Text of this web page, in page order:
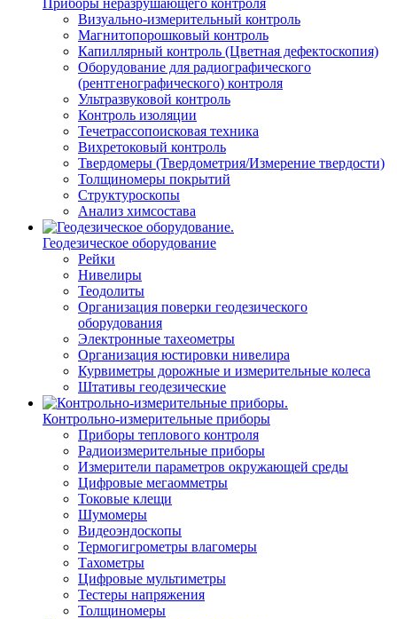
Приборы неразрушающего контроля
Визуально-измерительный контроль
Магнитопорошковый контроль
Капиллярный контроль (Цветная дефектоскопия)
Оборудование для радиографического
(рентгенографического) контроля
Ультразвуковой контроль
Контроль изоляции
Течетрассопоисковая техника
Вихретоковый контроль
Твердомеры (Твердометрия/Измерение твердости)
Толщиномеры покрытий
Структуроскопы
Анализ химсостава
Геодезическое оборудование
Рейки
Нивелиры
Теодолиты
Организация поверки геодезического
оборудования
Электронные тахеометры
Организация юстировки нивелира
Курвиметры дорожные и измерительные колеса
Штативы геодезические
Контрольно-измерительные приборы
Приборы теплового контроля
Радиоизмерительные приборы
Измерители параметров окружающей среды
Цифровые мегаомметры
Токовые клещи
Шумомеры
Видеоэндоскопы
Термогигрометры влагомеры
Тахометры
Цифровые мультиметры
Тестеры напряжения
Толщиномеры